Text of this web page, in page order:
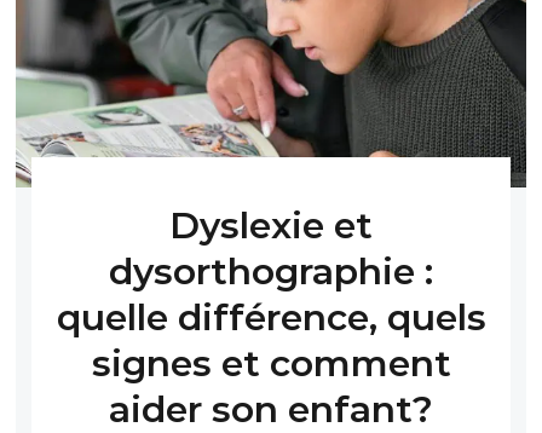
Dyslexie et
dysorthographie :
quelle différence, quels
signes et comment
aider son enfant?